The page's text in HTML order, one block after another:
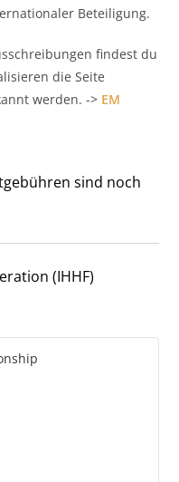
Beteiligung.
findest du
die Seite
werden. -> EM
sind noch
(IHHF)